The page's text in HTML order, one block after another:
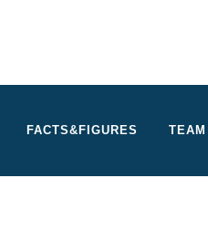
FACTS&FIGURES TEAM